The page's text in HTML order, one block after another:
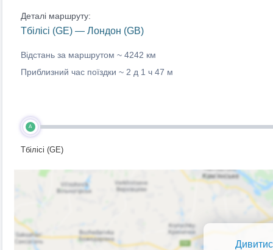
Деталі маршруту:
Тбілісі (GE) — Лондон (GB)
Відстань за маршрутом ~ 4242 км
Приблизний час поїздки ~ 2 д 1 ч 47 м
A
Тбілісі (GE)